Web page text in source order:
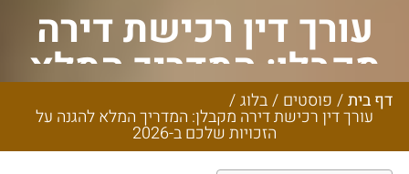
עורך דין רכישת דירה
מקבלן: המדריך המלא
להגנה על הזכויות
שלכם ב-2026
דף בית/ פוסטים /בלוג/
עורך דין רכישת דירה מקבלן: המדריך המלא להגנה על
הזכויות שלכם ב-2026